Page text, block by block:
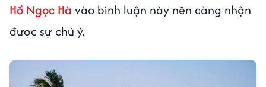
Hồ Ngọc Hà vào bình luận này nên càng nhận
được sự chú ý.